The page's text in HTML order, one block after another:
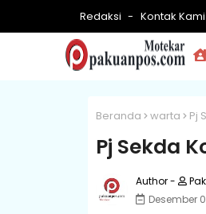
Redaksi Kontak Kami
Beranda warta Pj
Pj Sekda
Desember